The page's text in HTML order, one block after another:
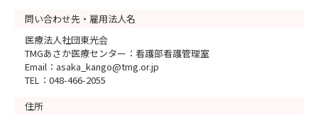
問い合わせ先・雇用法人名
医療法人社団東光会
TMGあさか医療センター：看護部看護管理室
Email：asaka_kango@tmg.or.jp
TEL：048-466-2055
住所